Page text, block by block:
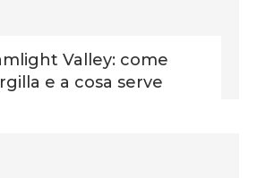
Valley: come
e a cosa serve